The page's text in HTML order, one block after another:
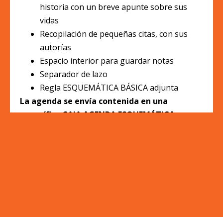
historia con un breve apunte sobre sus
vidas
Recopilación de pequeñas citas, con sus
autorías
Espacio interior para guardar notas
Separador de lazo
Regla ESQUEMÁTICA BÁSICA adjunta
La agenda se envía contenida en una
magnífica CAJA AGENDA ESQUEMÁTICA,